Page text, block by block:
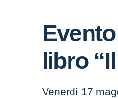
libro
Venerdì 17